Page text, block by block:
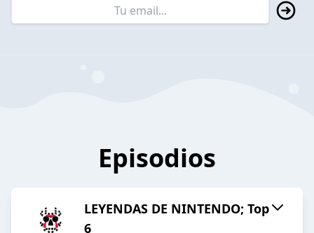
Episodios
LEYENDAS DE NINTENDO; Top
6